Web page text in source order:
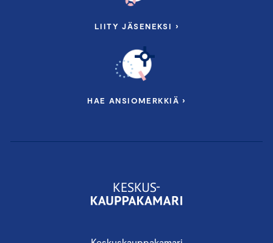
LIITY JÄSENEKSI ›
HAE ANSIOMERKKIÄ ›